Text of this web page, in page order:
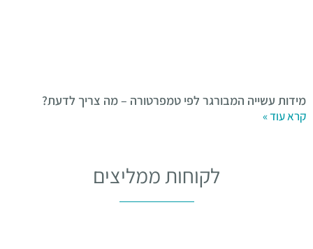
מידות עשייה המבורגר לפי טמפרטורה – מה צריך לדעת?
קרא עוד »
לקוחות ממליצים